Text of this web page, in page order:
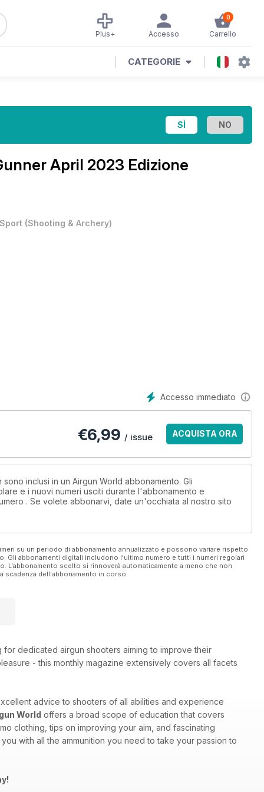
0
Carrello
Accesso
Plus+
CATEGORIE
April 2023 Edizione
Sport (Shooting & Archery)
Accesso immediato
€6,99 / issue ACQUISTA ORA
inclusi in un Airgun World abbonamento. Gli
e i nuovi numeri usciti durante l'abbonamento e
. Se volete abbonarvi, date un'occhiata al nostro sito
su un periodo di abbonamento annualizzato e possono variare rispetto
abbonamenti digitali includono l'ultimo numero e tutti i numeri regolari
L'abbonamento scelto si rinnoverà automaticamente a meno che non
scadenza dell'abbonamento in corso.
for dedicated airgun shooters aiming to improve their
- this monthly magazine extensively covers all facets
advice to shooters of all abilities and experience
World offers a broad scope of education that covers
clothing, tips on improving your aim, and fascinating
with all the ammunition you need to take your passion to